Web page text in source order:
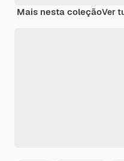
Mais nesta coleçãoVer